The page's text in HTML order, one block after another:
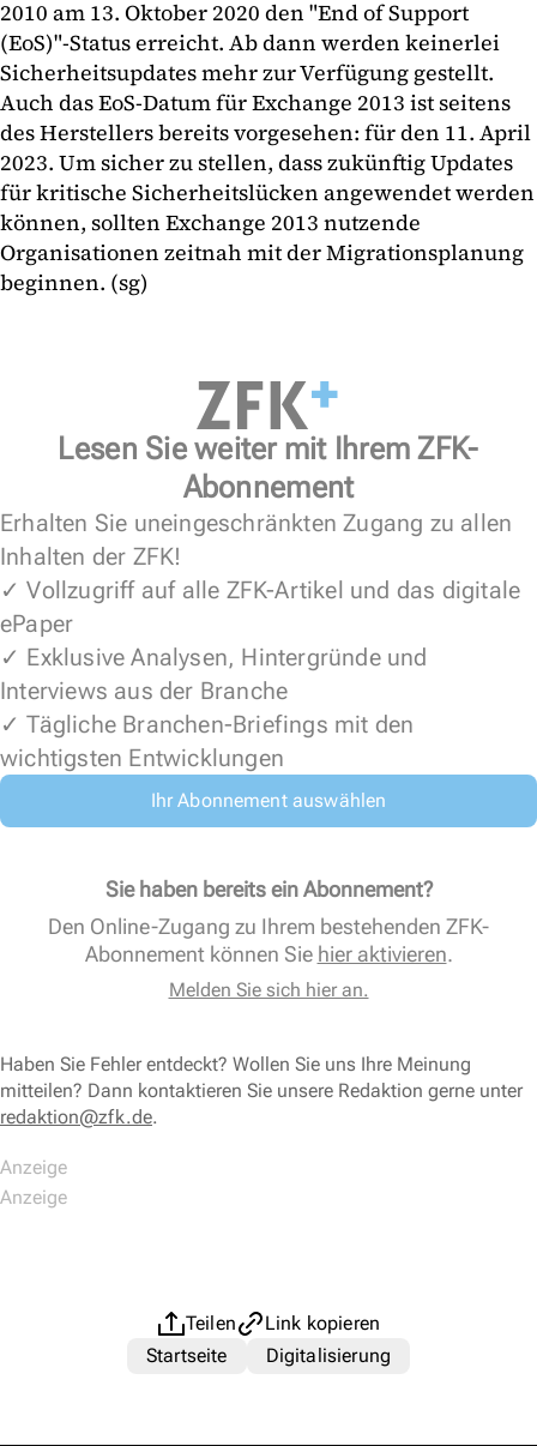
2010 am 13. Oktober 2020 den "End of Support
(EoS)"-Status erreicht. Ab dann werden keinerlei
Sicherheitsupdates mehr zur Verfügung gestellt.
Auch das EoS-Datum für Exchange 2013 ist seitens
des Herstellers bereits vorgesehen: für den 11. April
2023. Um sicher zu stellen, dass zukünftig Updates
für kritische Sicherheitslücken angewendet werden
können, sollten Exchange 2013 nutzende
Organisationen zeitnah mit der Migrationsplanung
beginnen. (sg)
Lesen Sie weiter mit Ihrem ZFK-
Abonnement
Erhalten Sie uneingeschränkten Zugang zu allen
Inhalten der ZFK!
✓ Vollzugriff auf alle ZFK-Artikel und das digitale
ePaper
✓ Exklusive Analysen, Hintergründe und
Interviews aus der Branche
✓ Tägliche Branchen-Briefings mit den
wichtigsten Entwicklungen
Ihr Abonnement auswählen
Sie haben bereits ein Abonnement?
Den Online-Zugang zu Ihrem bestehenden ZFK-
Abonnement können Sie hier aktivieren.
Melden Sie sich hier an.
Haben Sie Fehler entdeckt? Wollen Sie uns Ihre Meinung
mitteilen? Dann kontaktieren Sie unsere Redaktion gerne unter
redaktion@zfk.de.
Teilen
Link kopieren
Startseite
Digitalisierung